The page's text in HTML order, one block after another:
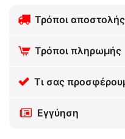
Τρόποι αποστολής
Τρόποι πληρωμής
Τι σας
Εγγύηση